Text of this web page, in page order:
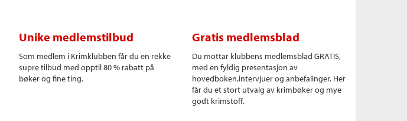
Unike medlemstilbud
Som medlem i Krimklubben får du en rekke
supre tilbud med opptil 80 % rabatt på
bøker og fine ting.
Gratis medlemsblad
Du mottar klubbens medlemsblad GRATIS,
med en fyldig presentasjon av
hovedboken,intervjuer og anbefalinger. Her
får du et stort utvalg av krimbøker og mye
godt krimstoff.